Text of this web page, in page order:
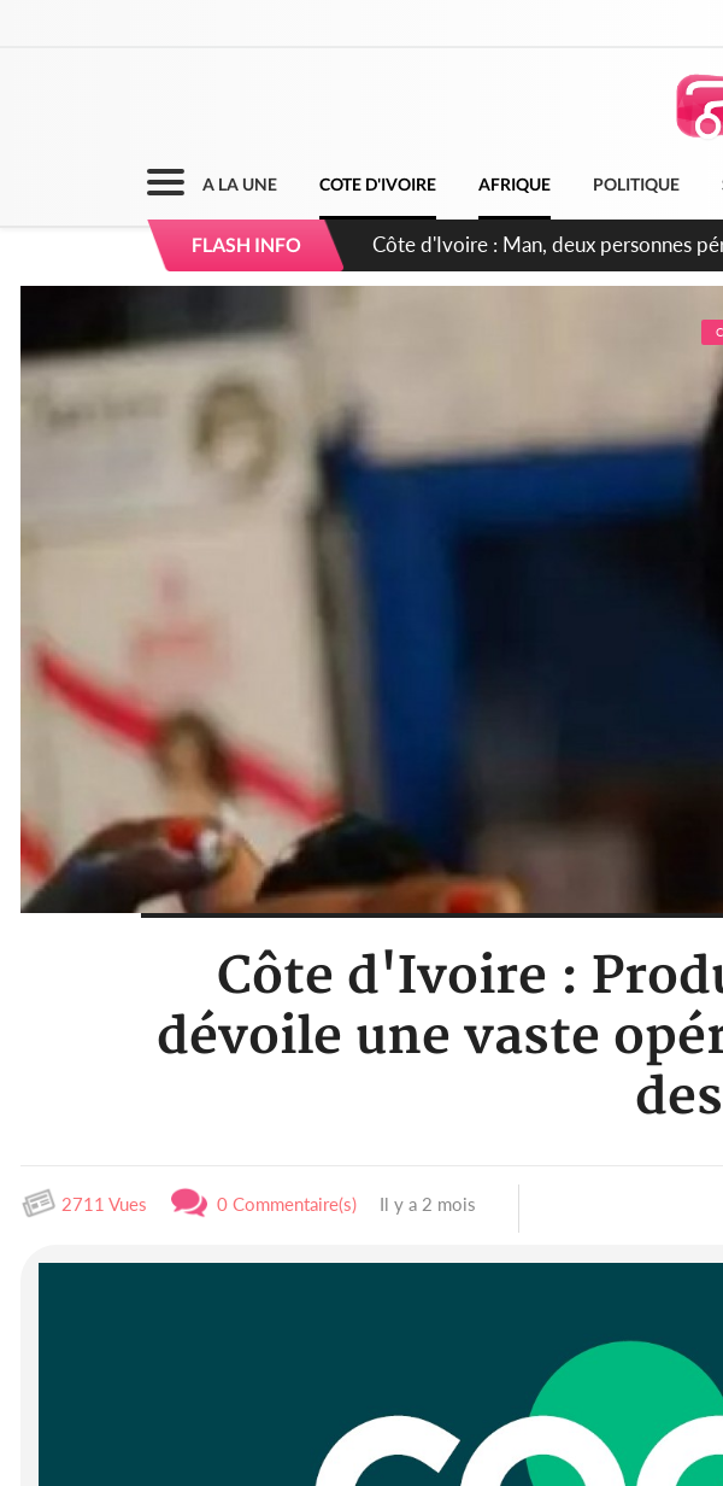
A LA UNE COTE D'IVOIRE AFRIQUE POLITIQUE
FLASH INFO
Côte d'Ivoire : Séileu, la célébration de
dépigmentants dangereux
Côte d'Ivoire :
dévoile une vaste
2711 Vues 0 Commentaire(s) Il y a 2 mois